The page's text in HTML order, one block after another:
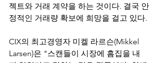
젝트와 거래 계약을 하는 것이다. 결국 안
정적인 거래량 확보에 희망을 걸고 있다.
CIX의 최고경영자 미켈 라르슨(Mikkel
Larsen)은 "스캔들이 시장에 흠집을 내